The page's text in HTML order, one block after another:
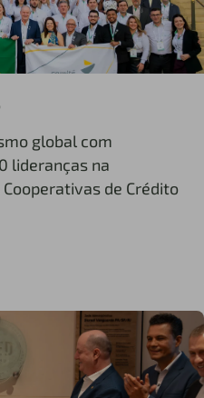
global com
lideranças na
de Crédito